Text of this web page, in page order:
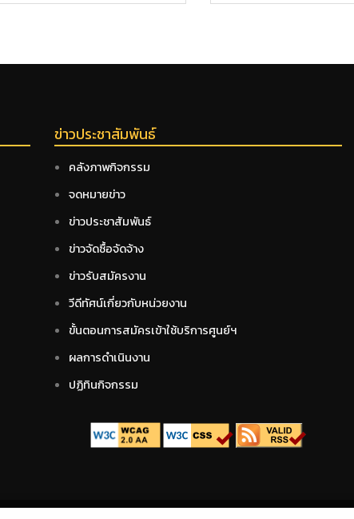
ข่าวประชาสัมพันธ์
คลังภาพกิจกรรม
จดหมายข่าว
ข่าวประชาสัมพันธ์
ข่าวจัดซื้อจัดจ้าง
ข่าวรับสมัครงาน
วีดีทัศน์เกี่ยวกับหน่วยงาน
ขั้นตอนการสมัครเข้าใช้บริการศูนย์ฯ
ผลการดำเนินงาน
ปฏิทินกิจกรรม